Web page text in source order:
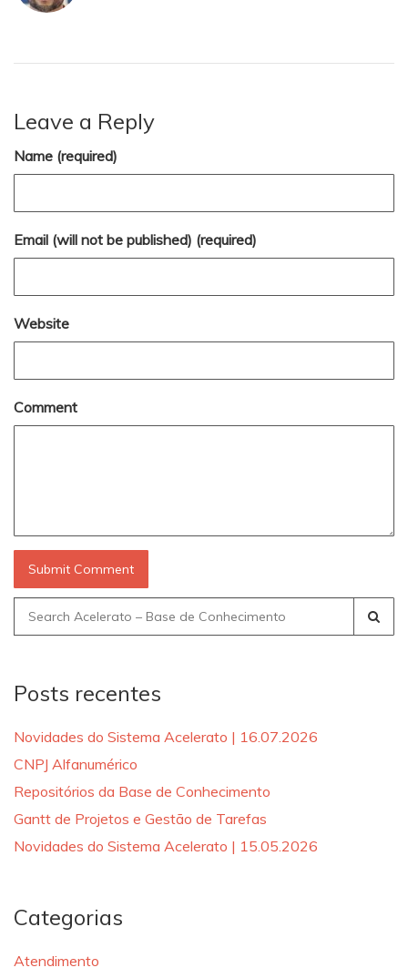
Leave a Reply
Name (required)
Email (will not be published) (required)
Website
Comment
Search
for:
Posts recentes
Novidades do Sistema Acelerato | 16.07.2026
CNPJ Alfanumérico
Repositórios da Base de Conhecimento
Gantt de Projetos e Gestão de Tarefas
Novidades do Sistema Acelerato | 15.05.2026
Categorias
Atendimento